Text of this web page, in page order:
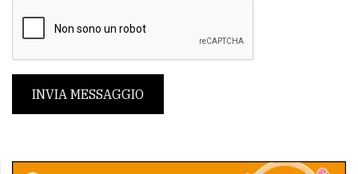
INVIA MESSAGGIO